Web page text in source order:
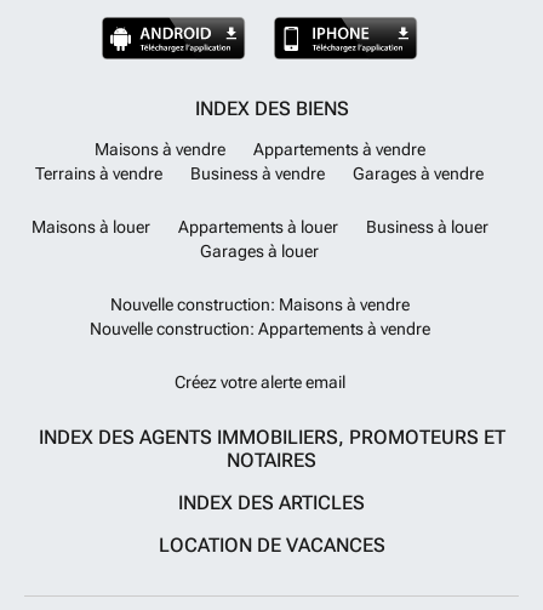
INDEX DES BIENS
Maisons à vendre
Appartements à vendre
Terrains à vendre
Business à vendre Garages à vendre
Maisons à louer Appartements à louer
Business à louer
Garages à louer
Nouvelle construction: Maisons à vendre
Nouvelle construction: Appartements à vendre
Créez votre alerte email
INDEX DES AGENTS IMMOBILIERS, PROMOTEURS ET
NOTAIRES
INDEX DES ARTICLES
LOCATION DE VACANCES